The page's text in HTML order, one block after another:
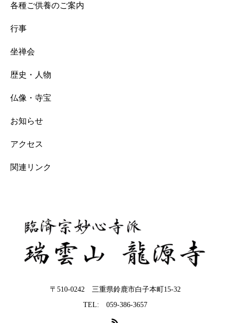
各種ご供養のご案内
行事
坐禅会
歴史・人物
仏像・寺宝
お知らせ
アクセス
関連リンク
〒510-0242 三重県鈴鹿市白子本町15-32
TEL: 059-386-3657